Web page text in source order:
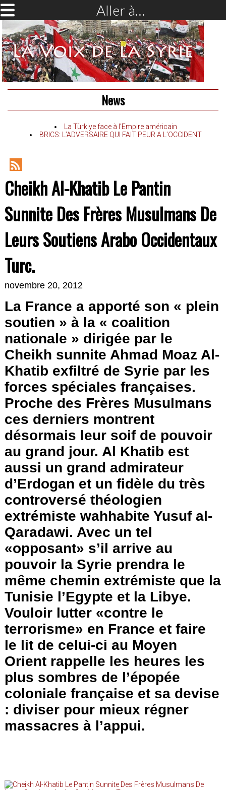
Aller à…
News
La Türkiye face à l’Empire américain
BRICS: L’ADVERSAIRE QUI FAIT PEUR A L’OCCIDENT
RSS
Feed
Cheikh Al-Khatib Le Pantin
Sunnite Des Frères Musulmans De
Leurs Soutiens Arabo Occidentaux
Turc.
novembre 20, 2012
La France a apporté son « plein
soutien » à la « coalition
nationale » dirigée par le
Cheikh sunnite Ahmad Moaz Al-
Khatib exfiltré de Syrie par les
forces spéciales françaises.
Proche des Frères Musulmans
ces derniers montrent
désormais leur soif de pouvoir
au grand jour. Al Khatib est
aussi un grand admirateur
d’Erdogan et un fidèle du très
controversé théologien
extrémiste wahhabite Yusuf al-
Qaradawi. Avec un tel
«opposant» s’il arrive au
pouvoir la Syrie prendra le
même chemin extrémiste que la
Tunisie l’Egypte et la Libye.
Vouloir lutter «contre le
terrorisme» en France et faire
le lit de celui-ci au Moyen
Orient rappelle les heures les
plus sombres de l’épopée
coloniale française et sa devise
: diviser pour mieux régner
massacres à l’appui.